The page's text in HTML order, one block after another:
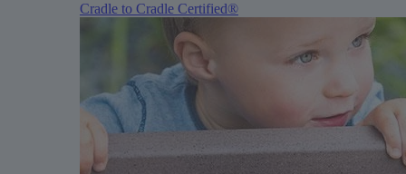
Cradle to Cradle Certified®